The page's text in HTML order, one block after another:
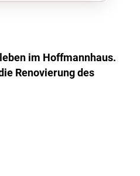
im Hoffmannhaus.
Renovierung des